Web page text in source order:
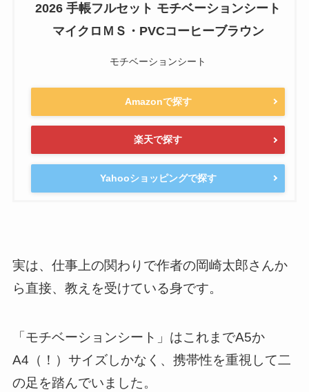
2026 手帳フルセット モチベーションシート
マイクロＭＳ・PVCコーヒーブラウン
モチベーションシート
Amazonで探す
楽天で探す
Yahooショッピングで探す
実は、仕事上の関わりで作者の岡崎太郎さんか
ら直接、教えを受けている身です。
「モチベーションシート」はこれまでA5か
A4（！）サイズしかなく、携帯性を重視して二
の足を踏んでいました。